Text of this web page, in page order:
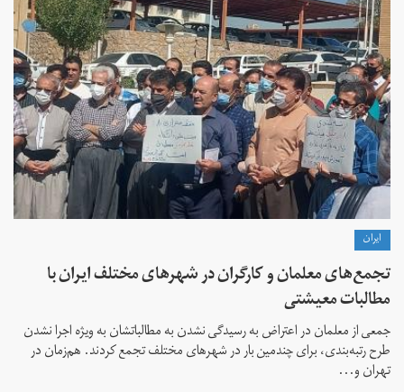
ايران
تجمع‌های معلمان و کارگران در شهرهای مختلف ایران با
مطالبات معیشتی
جمعی از معلمان در اعتراض به رسیدگی نشدن به مطالباتشان به ویژه اجرا نشدن
طرح رتبه‌بندی، برای چندمین بار در شهرهای مختلف تجمع کردند. هم‌زمان در
تهران و...